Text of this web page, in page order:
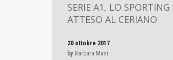
SERIE A1, LO SPORTING
ATTESO AL CERIANO
20 ottobre 2017
by Barbara Masi